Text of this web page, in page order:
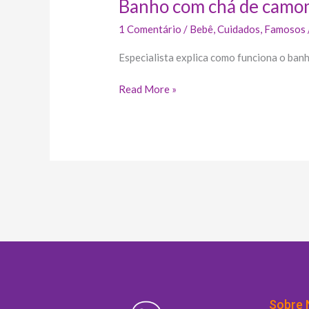
Banho com chá de
1 Comentário / Bebê ,Cuidados Famosos
Especialista explica como funciona o
Read More »
Sobre